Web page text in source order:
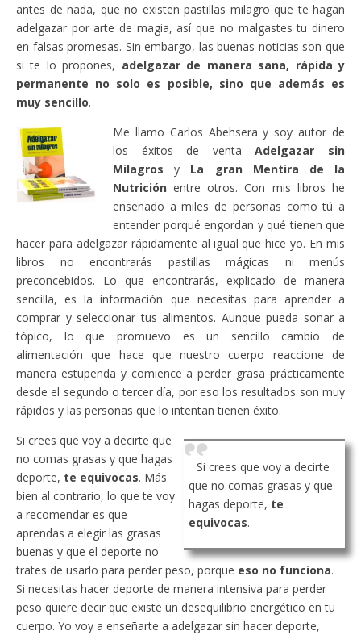
antes de nada, que no existen pastillas milagro que te hagan
adelgazar por arte de magia, así que no malgastes tu dinero
en falsas promesas. Sin embargo, las buenas noticias son que
si te lo propones, adelgazar de manera sana, rápida y
permanente no solo es posible, sino que además es
muy sencillo.
Me llamo Carlos Abehsera y soy autor de
los éxitos de ventaAdelgazar sin
Milagros y La gran Mentira de la
Nutrición entre otros. Con mis libros he
enseñado a miles de personas como tú a
entender porqué engordan y qué tienen que
hacer para adelgazar rápidamente al igual que hice yo. En mis
libros no encontrarás pastillas mágicas ni menús
preconcebidos. Lo que encontrarás, explicado de manera
sencilla, es la información que necesitas para aprender a
comprar y seleccionar tus alimentos. Aunque pueda sonar a
tópico, lo que promuevo es un sencillo cambio de
alimentación que hace que nuestro cuerpo reaccione de
manera estupenda y comience a perder grasa prácticamente
desde el segundo o tercer día, por eso los resultados son muy
rápidos y las personas que lo intentan tienen éxito.
Si crees que voy a decirte
que no comas grasas y que
hagas deporte, te
equivocas.
Si crees que voy a decirte que
no comas grasas y que hagas
deporte, te equivocas. Más
bien al contrario, lo que te voy
a recomendar es que
aprendas a elegir las grasas
buenas y que el deporte no
trates de usarlo para perder peso, porque eso no funciona.
Si necesitas hacer deporte de manera intensiva para perder
peso quiere decir que existe un desequilibrio energético en tu
cuerpo. Yo voy a enseñarte a adelgazar sin hacer deporte,